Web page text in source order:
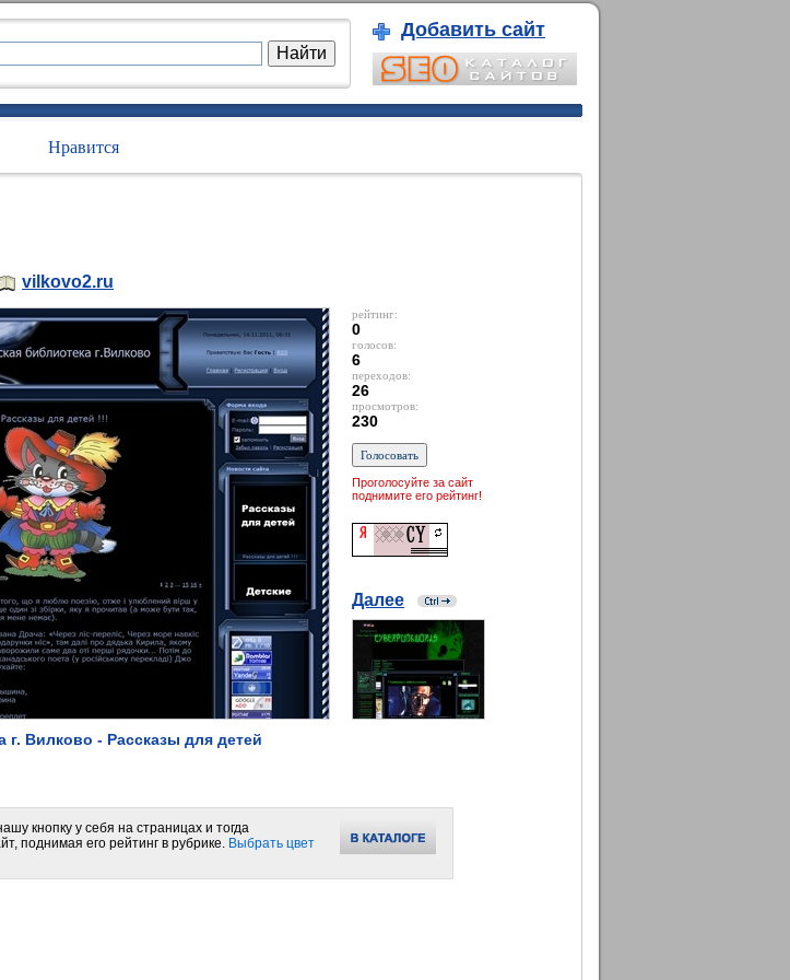
Добавить сайт
Нравится
vilkovo2.ru
г. Вилково - Рассказы для детей
рейтинг:
0
голосов:
6
переходов:
26
просмотров:
230
Проголосуйте за сайт
поднимите его рейтинг!
Далее
кнопку у себя на страницах и тогда
поднимая его рейтинг в рубрике. Выбрать цвет